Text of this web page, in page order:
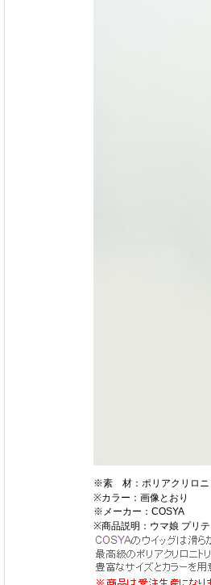
※素 材：ポリアクリロニ
※カラー：画像とおり
※メーカー：COSYA
※商品説明：ウマ娘 プリ